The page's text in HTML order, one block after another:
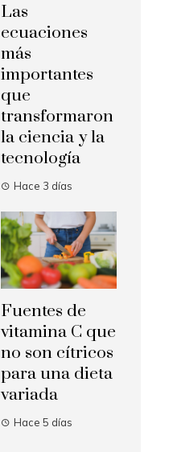
Las
ecuaciones
más
importantes
que
transformaron
la ciencia y la
tecnología
Hace 3 días
Fuentes de
vitamina C que
no son cítricos
para una dieta
variada
Hace 5 días